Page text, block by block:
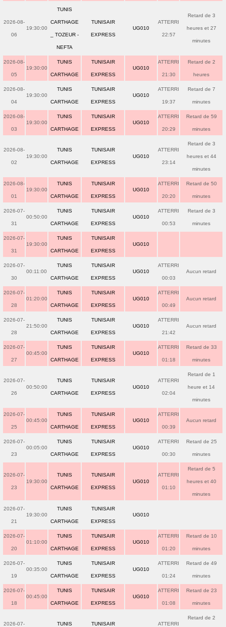
2026-08-
06
19:30:00
TUNIS
CARTHAGE
_ TOZEUR -
NEFTA
TUNISAIR
EXPRESS
UG010
ATTERRI
22:57
Retard de 3
heures et 27
minutes
2026-08-
05
19:30:00
TUNIS
CARTHAGE
TUNISAIR
EXPRESS
UG010
ATTERRI
21:30
Retard de 2
heures
2026-08-
04
19:30:00
TUNIS
CARTHAGE
TUNISAIR
EXPRESS
UG010
ATTERRI
19:37
Retard de 7
minutes
2026-08-
03
19:30:00
TUNIS
CARTHAGE
TUNISAIR
EXPRESS
UG010
ATTERRI
20:29
Retard de 59
minutes
2026-08-
02
19:30:00
TUNIS
CARTHAGE
TUNISAIR
EXPRESS
UG010
ATTERRI
23:14
Retard de 3
heures et 44
minutes
2026-08-
01
19:30:00
TUNIS
CARTHAGE
TUNISAIR
EXPRESS
UG010
ATTERRI
20:20
Retard de 50
minutes
2026-07-
31
00:50:00
TUNIS
CARTHAGE
TUNISAIR
EXPRESS
UG010
ATTERRI
00:53
Retard de 3
minutes
2026-07-
31
19:30:00
TUNIS
CARTHAGE
TUNISAIR
EXPRESS
UG010
2026-07-
30
00:11:00
TUNIS
CARTHAGE
TUNISAIR
EXPRESS
UG010
ATTERRI
00:03
Aucun retard
2026-07-
28
01:20:00
TUNIS
CARTHAGE
TUNISAIR
EXPRESS
UG010
ATTERRI
00:49
Aucun retard
2026-07-
28
21:50:00
TUNIS
CARTHAGE
TUNISAIR
EXPRESS
UG010
ATTERRI
21:42
Aucun retard
2026-07-
27
00:45:00
TUNIS
CARTHAGE
TUNISAIR
EXPRESS
UG010
ATTERRI
01:18
Retard de 33
minutes
2026-07-
26
00:50:00
TUNIS
CARTHAGE
TUNISAIR
EXPRESS
UG010
ATTERRI
02:04
Retard de 1
heure et 14
minutes
2026-07-
25
00:45:00
TUNIS
CARTHAGE
TUNISAIR
EXPRESS
UG010
ATTERRI
00:39
Aucun retard
2026-07-
23
00:05:00
TUNIS
CARTHAGE
TUNISAIR
EXPRESS
UG010
ATTERRI
00:30
Retard de 25
minutes
2026-07-
23
19:30:00
TUNIS
CARTHAGE
TUNISAIR
EXPRESS
UG010
ATTERRI
01:10
Retard de 5
heures et 40
minutes
2026-07-
21
19:30:00
TUNIS
CARTHAGE
TUNISAIR
EXPRESS
UG010
2026-07-
20
01:10:00
TUNIS
CARTHAGE
TUNISAIR
EXPRESS
UG010
ATTERRI
01:20
Retard de 10
minutes
2026-07-
19
00:35:00
TUNIS
CARTHAGE
TUNISAIR
EXPRESS
UG010
ATTERRI
01:24
Retard de 49
minutes
2026-07-
18
00:45:00
TUNIS
CARTHAGE
TUNISAIR
EXPRESS
UG010
ATTERRI
01:08
Retard de 23
minutes
2026-07- TUNIS TUNISAIR ATTERRI
Retard de 2